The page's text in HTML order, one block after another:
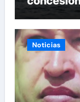
Noticias